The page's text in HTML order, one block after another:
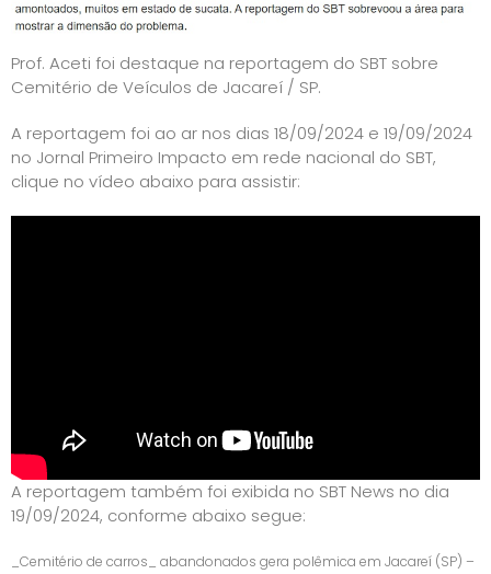
Prof. Aceti foi destaque na reportagem do SBT sobre
Cemitério de Veículos de Jacareí / SP.
A reportagem foi ao ar nos dias 18/09/2024 e 19/09/2024
no Jornal Primeiro Impacto em rede nacional do SBT,
clique no vídeo abaixo para assistir:
A reportagem também foi exibida no SBT News no dia
19/09/2024, conforme abaixo segue:
_Cemitério de carros_ abandonados gera polêmica em Jacareí (SP) –